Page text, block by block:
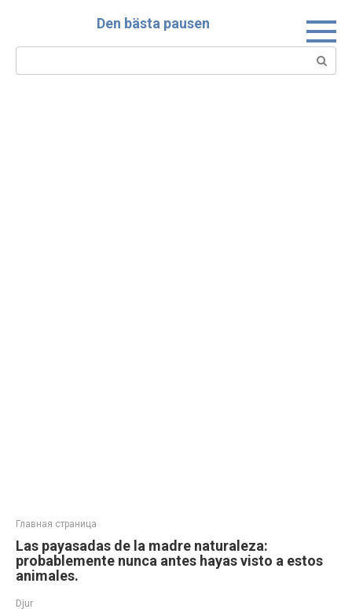
Den bästa pausen
Search:
Главная страница
Las payasadas de la madre naturaleza:
probablemente nunca antes hayas visto a estos
animales.
Djur